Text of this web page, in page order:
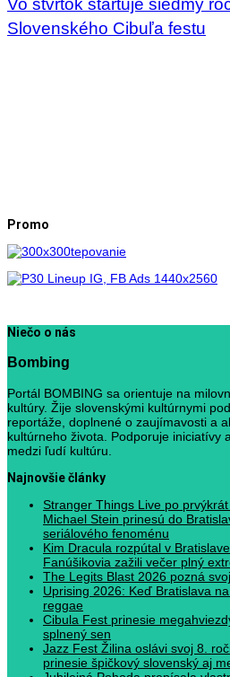
Vo štvrtok štartuje siedmy
Slovenského Cibuľa festu
Promo
Niečo o nás
Bombing
Portál BOMBING sa orientuje na
kultúry. Žije slovenskými kultúrnymi
reportáže, doplnené o zaujímavosti a
kultúrneho života. Podporuje iniciatívy
medzi ľudí kultúru.
Najnovšie články
Stranger Things Live po
Michael Stein prinesú do
seriálového fenoménu
Kim Dracula rozpútal v
Fanúšikovia zažili večer plný
The Legits Blast 2026 pozná
Uprising 2026: Keď Bratislava
reggae
Cibula Fest prinesie
splnený sen
Jazz Fest Žilina oslávi svoj 8.
prinesie špičkový slovenský aj